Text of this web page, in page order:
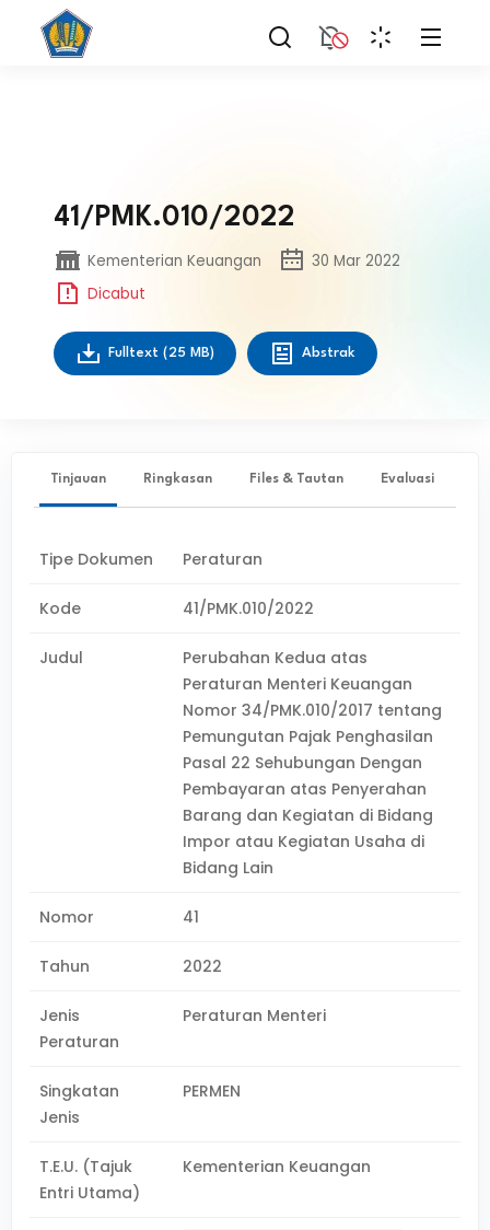
41/PMK.010/2022
Kementerian Keuangan
30 Mar 2022
Dicabut
Fulltext (25 MB) Abstrak
Tinjauan Ringkasan Files & Tautan Evaluasi
Tipe Dokumen Peraturan
Kode 41/PMK.010/2022
Judul
Perubahan Kedua atas
Peraturan Menteri Keuangan
Nomor 34/PMK.010/2017 tentang
Pemungutan Pajak Penghasilan
Pasal 22 Sehubungan Dengan
Pembayaran atas Penyerahan
Barang dan Kegiatan di Bidang
Impor atau Kegiatan Usaha di
Bidang Lain
Nomor 41
Tahun 2022
Jenis
Peraturan
Peraturan Menteri
Singkatan
Jenis
PERMEN
T.E.U. (Tajuk
Entri Utama)
Kementerian Keuangan